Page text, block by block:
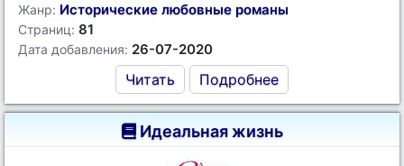
Жанр: Исторические любовные романы
Страниц: 81
Дата добавления: 26-07-2020
Читать Подробнее
Идеальная жизнь